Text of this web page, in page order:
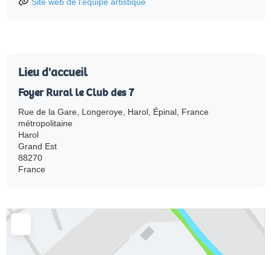
Site web de l'équipe artistique
Lieu d'accueil
Foyer Rural le Club des 7
Rue de la Gare, Longeroye, Harol, Épinal, France
métropolitaine
Harol
Grand Est
88270
France